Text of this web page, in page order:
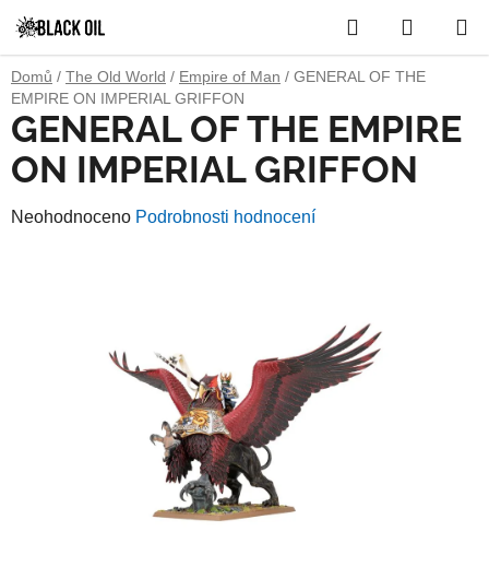
na
obsah
Hledat
KOŠÍK
Domů / The Old World / Empire of Man / GENERAL OF THE
EMPIRE ON IMPERIAL GRIFFON
GENERAL OF THE EMPIRE
ON IMPERIAL GRIFFON
Průměrné
Neohodnoceno Podrobnosti hodnocení